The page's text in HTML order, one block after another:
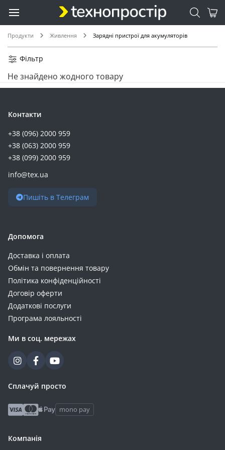
Продукти Живлення Зарядні пристрої для акумуляторів
Фільтр
Не знайдено жодного товару
Контакти
+38 (096) 2000 959
+38 (063) 2000 959
+38 (099) 2000 959
info@tex.ua
Пишіть в Телеграм
Допомога
Доставка і оплата
Обмін та повернення товару
Політика конфіденційності
Договір оферти
Додаткові послуги
Програма лояльності
Ми в соц. мережах
Сплачуй просто
mono pay
Компанія